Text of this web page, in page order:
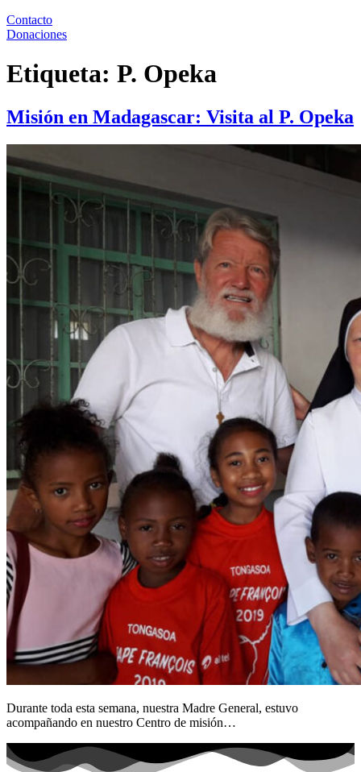
Contacto
Donaciones
Etiqueta: P. Opeka
Misión en Madagascar: Visita al P. Opeka
Durante toda esta semana, nuestra Madre General, estuvo
acompañando en nuestro Centro de misión…